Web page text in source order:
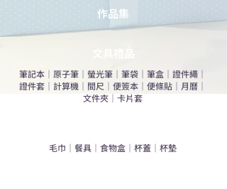
作品集
​文具禮品
筆記本 ｜ 原子筆 ｜ 螢光筆 ｜ 筆袋 ｜ 筆盒 ｜ 證件繩 ｜
證件套 ｜ 計算機 ｜ 間尺 ｜ 便簽本 ｜ 便條貼 ｜ 月曆 ｜
文件夾 ｜ 卡片套
​毛巾 ｜ 餐具 ｜ 食物盒 ｜ 杯蓋 ｜ 杯墊